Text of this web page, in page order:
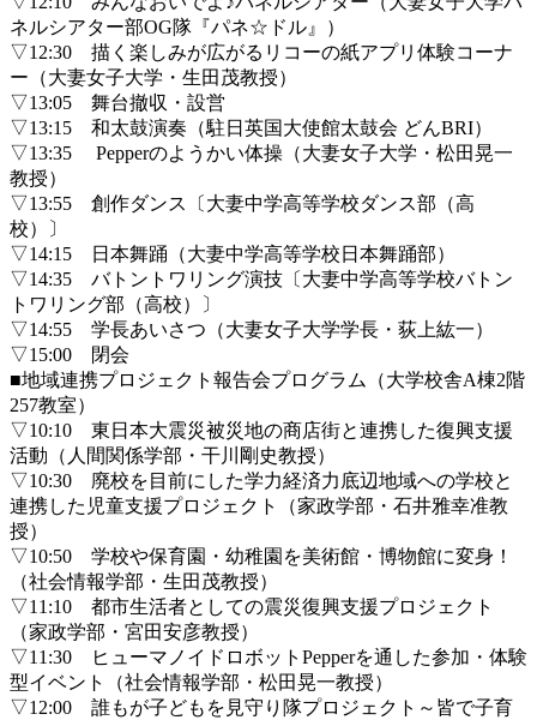
ネルシアター部OG隊『パネ☆ドル』）
▽12:30 描く楽しみが広がるリコーの紙アプリ体験コーナ
ー（大妻女子大学・生田茂教授）
▽13:05 舞台撤収・設営
▽13:15 和太鼓演奏（駐日英国大使館太鼓会 どんBRI）
▽13:35 Pepperのようかい体操（大妻女子大学・松田晃一
教授）
▽13:55 創作ダンス〔大妻中学高等学校ダンス部（高
校）〕
▽14:15 日本舞踊（大妻中学高等学校日本舞踊部）
▽14:35 バトントワリング演技〔大妻中学高等学校バトン
トワリング部（高校）〕
▽14:55 学長あいさつ（大妻女子大学学長・荻上紘一）
▽15:00 閉会
■地域連携プロジェクト報告会プログラム（大学校舎A棟2階
257教室）
▽10:10 東日本大震災被災地の商店街と連携した復興支援
活動（人間関係学部・干川剛史教授）
▽10:30 廃校を目前にした学力経済力底辺地域への学校と
連携した児童支援プロジェクト（家政学部・石井雅幸准教
授）
▽10:50 学校や保育園・幼稚園を美術館・博物館に変身！
（社会情報学部・生田茂教授）
▽11:10 都市生活者としての震災復興支援プロジェクト
（家政学部・宮田安彦教授）
▽11:30 ヒューマノイドロボットPepperを通した参加・体験
型イベント（社会情報学部・松田晃一教授）
▽12:00 誰もが子どもを見守り隊プロジェクト～皆で子育